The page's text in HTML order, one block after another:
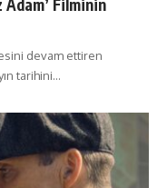
Filminin
devam ettiren
tarihini…